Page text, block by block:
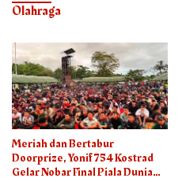
Olahraga
Meriah dan Bertabur
Doorprize, Yonif 754 Kostrad
Gelar Nobar Final Piala Dunia